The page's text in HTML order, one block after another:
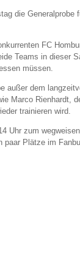
die
FC
Teams in dieser
müssen.
außer dem
Marco Rienhardt,
trainieren wird.
Uhr zum
Plätze im